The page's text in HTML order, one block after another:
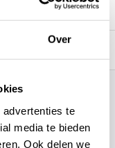
Over
te
media te bieden
Ook delen we